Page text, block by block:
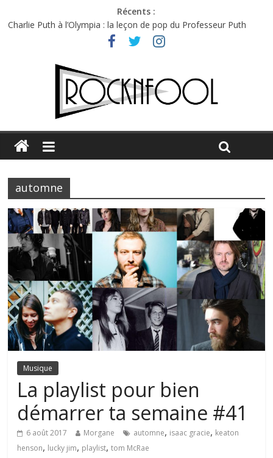
Récents :
Charlie Puth à l’Olympia : la leçon de pop du Professeur Puth
Festival Triptyque : un nouveau festival de musique indépendant
Hellfest 2026 vendredi : température et émotions en hausse
Hellfest 2026 jeudi : impossible de choisir entre chaleur et bonne
Première édition du Midgard Festival : entre bière, métal et
automne
Musique
La playlist pour bien
démarrer ta semaine #41
6 août 2017 Morgane automne, isaac gracie, keaton
henson, lucky jim, playlist,tom McRae